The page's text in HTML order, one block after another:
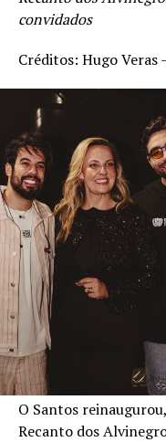
convidados
Créditos: Hugo Veras
O Santos
Recanto dos